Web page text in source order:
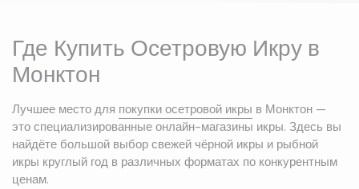
Где Купить Осетровую Икру в
Монктон
Лучшее место для покупки осетровой икры в Монктон —
это специализированные онлайн-магазины икры. Здесь вы
найдёте большой выбор свежей чёрной икры и рыбной
икры круглый год в различных форматах по конкурентным
ценам.